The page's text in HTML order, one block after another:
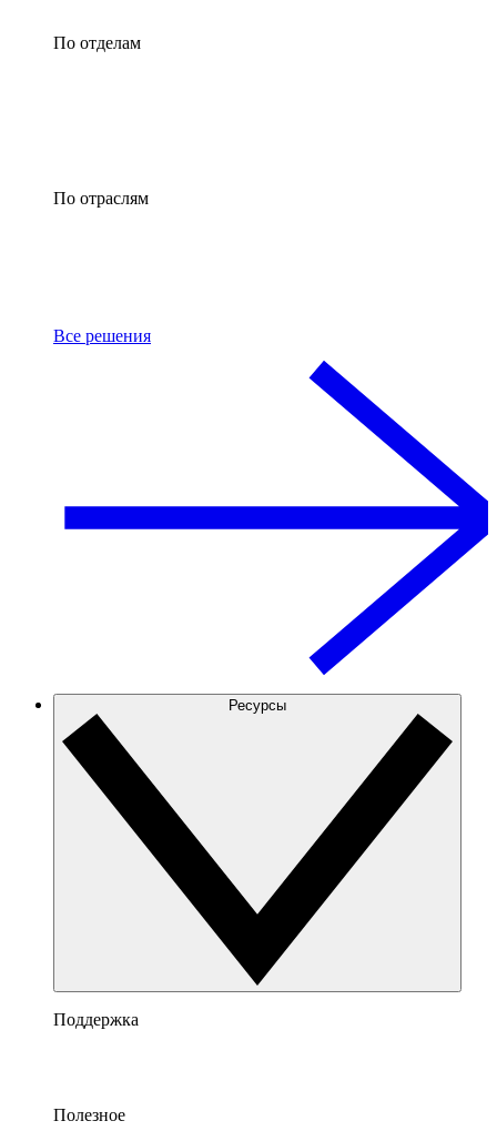
По отделам
По отраслям
Все решения
Ресурсы
Поддержка
Полезное